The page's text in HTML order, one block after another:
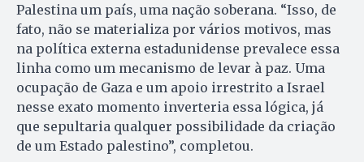
Palestina um país, uma nação soberana. “Isso, de
fato, não se materializa por vários motivos, mas
na política externa estadunidense prevalece essa
linha como um mecanismo de levar à paz. Uma
ocupação de Gaza e um apoio irrestrito a Israel
nesse exato momento inverteria essa lógica, já
que sepultaria qualquer possibilidade da criação
de um Estado palestino”, completou.